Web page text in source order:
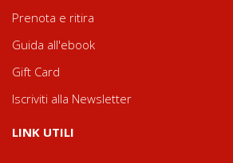
Prenota e ritira
Guida all'ebook
Gift Card
Iscriviti alla Newsletter
LINK UTILI